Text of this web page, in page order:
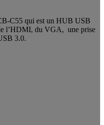
C55 qui est un HUB USB
l’HDMI, du VGA, une prise
3.0.